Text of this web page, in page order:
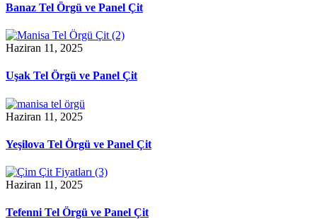
Banaz Tel Örgü ve Panel Çit
Haziran 11, 2025
Uşak Tel Örgü ve Panel Çit
Haziran 11, 2025
Yeşilova Tel Örgü ve Panel Çit
Haziran 11, 2025
Tefenni Tel Örgü ve Panel Çit